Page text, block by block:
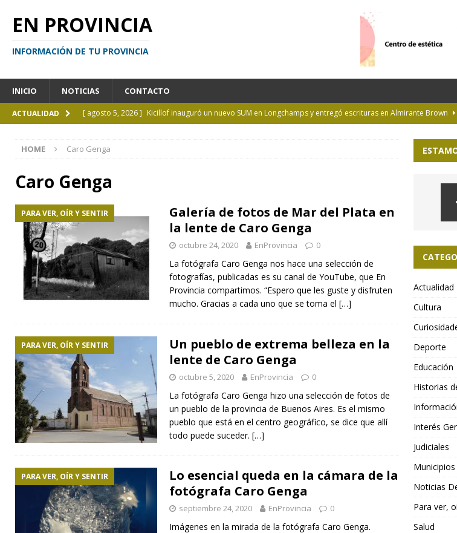
EN PROVINCIA
INFORMACIÓN DE TU PROVINCIA
INICIO NOTICIAS CONTACTO
ACTUALIDAD [ agosto 5, 2026 ] Kicillof inauguró un nuevo SUM en Longchamps y entregó escrituras en Almirante Brown
[ agosto 4, 2026 ]
La UCALP abre la inscripción para la Diplomatura en Trasplante y Ablación de Órganos y
[ agosto 4, 2026 ]
[ agosto 5, 2026 ] La mujer que sobrevivió tras ser arrastrada por una tormenta a casi 10 mil metros de
CURIOSIDADES
HOME Caro Genga
Caro Genga
PARA VER, OÍR Y SENTIR
Galería de fotos de Mar del Plata en
la lente de Caro Genga
octubre 24, 2020 EnProvincia 0
La fotógrafa Caro Genga nos hace una selección de
fotografías, publicadas es su canal de YouTube, que En
Provincia compartimos. “Espero que les guste y disfruten
mucho. Gracias a cada uno que se toma el […]
PARA VER, OÍR Y SENTIR
Un pueblo de extrema belleza en la
lente de Caro Genga
octubre 5, 2020 EnProvincia 0
La fotógrafa Caro Genga hizo una selección de fotos de
un pueblo de la provincia de Buenos Aires. Es el mismo
pueblo que está en el centro geográfico, se dice que allí
todo puede suceder. […]
PARA VER, OÍR Y SENTIR
Lo esencial queda en la cámara de la
fotógrafa Caro Genga
septiembre 24, 2020 EnProvincia 0
Imágenes en la mirada de la fotógrafa Caro Genga.
Actualidad
Cultura
Deporte
Educación
Historias
Interés
Judiciales
Municipios
Noticias
Para ver,
Salud